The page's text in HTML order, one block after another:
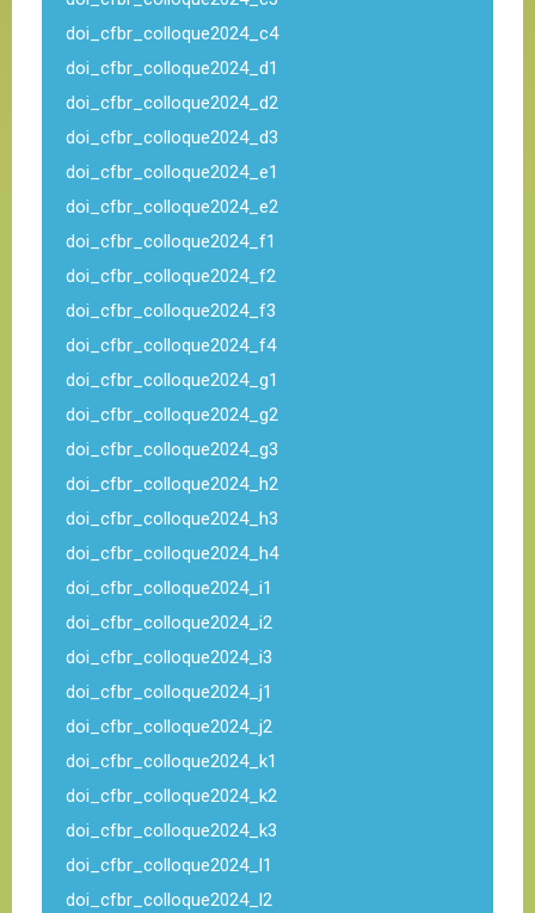
doi_cfbr_colloque2024_c4
doi_cfbr_colloque2024_d1
doi_cfbr_colloque2024_d2
doi_cfbr_colloque2024_d3
doi_cfbr_colloque2024_e1
doi_cfbr_colloque2024_e2
doi_cfbr_colloque2024_f1
doi_cfbr_colloque2024_f2
doi_cfbr_colloque2024_f3
doi_cfbr_colloque2024_f4
doi_cfbr_colloque2024_g1
doi_cfbr_colloque2024_g2
doi_cfbr_colloque2024_g3
doi_cfbr_colloque2024_h2
doi_cfbr_colloque2024_h3
doi_cfbr_colloque2024_h4
doi_cfbr_colloque2024_i1
doi_cfbr_colloque2024_i2
doi_cfbr_colloque2024_i3
doi_cfbr_colloque2024_j1
doi_cfbr_colloque2024_j2
doi_cfbr_colloque2024_k1
doi_cfbr_colloque2024_k2
doi_cfbr_colloque2024_k3
doi_cfbr_colloque2024_l1
doi_cfbr_colloque2024_l2